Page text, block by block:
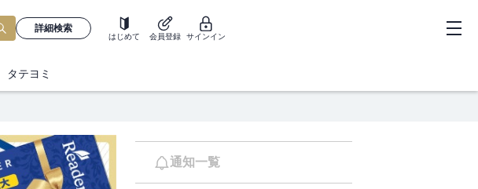
詳細検索
はじめて 会員登録 サインイン
タテヨミ
通知一覧